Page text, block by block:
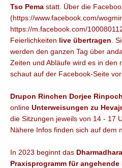
Tso Pema statt. Über die
(https://www.facebook.com/
https://m.facebook.com/
Feierlichkeiten live übertragen .
werden den ganzen Tag über
Zeiten und Abläufe wird es in den
schaut auf der Facebook-Seite
Drupon Rinchen Dorjee
online Unterweisungen zu
die Sitzungen jeweils von 14 - 17
Nähere Infos finden sich auf dem
In 2023 beginnt das
Praxisprogramm für